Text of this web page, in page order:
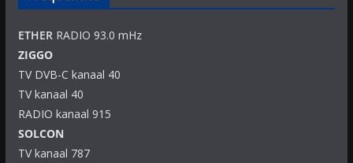
ETHERRADIO 93.0 mHz
ZIGGO
TV DVB-C kanaal 40
TV kanaal 40
RADIO kanaal 915
SOLCON
TV kanaal 787